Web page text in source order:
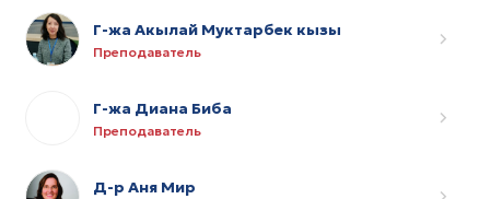
Г-жа Акылай Муктарбек кызы
Преподаватель
Г-жа Диана Биба
Преподаватель
Д-р Аня Мир